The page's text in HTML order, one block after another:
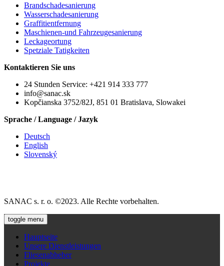
Brandschadesanierung
Wasserschadesanierung
Graffitientfernung
Maschienen-und Fahrzeugesanierung
Leckageortung
Spetziale Tatigkeiten
Kontaktieren Sie uns
24 Stunden Service: +421 914 333 777
info@sanac.sk
Kopčianska 3752/82J, 851 01 Bratislava, Slowakei
Sprache / Language / Jazyk
Deutsch
English
Slovenský
SANAC s. r. o. ©2023. Alle Rechte vorbehalten.
toggle menu
Hauptseite
Unsere Dienstleistungen
Fliesenabheber
Projekte